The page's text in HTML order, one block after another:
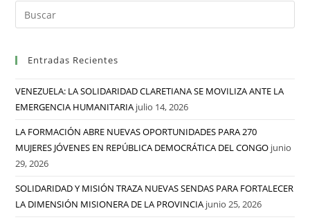
Entradas Recientes
VENEZUELA: LA SOLIDARIDAD CLARETIANA SE MOVILIZA ANTE LA
EMERGENCIA HUMANITARIA julio 14, 2026
LA FORMACIÓN ABRE NUEVAS OPORTUNIDADES PARA 270
MUJERES JÓVENES EN REPÚBLICA DEMOCRÁTICA DEL CONGO junio
29, 2026
SOLIDARIDAD Y MISIÓN TRAZA NUEVAS SENDAS PARA FORTALECER
LA DIMENSIÓN MISIONERA DE LA PROVINCIA junio 25, 2026